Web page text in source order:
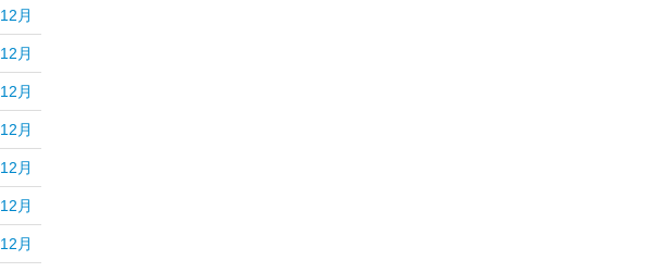
12月
12月
12月
12月
12月
12月
12月